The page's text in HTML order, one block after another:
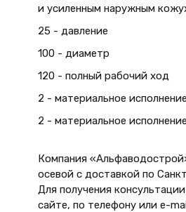
и усиленным наружным
25 - давление
100 - диаметр
120 - полный рабочий ход
2 - материальное
2 - материальное
Компания
осевой с доставкой по
Для получения
сайте, по телефону или e-